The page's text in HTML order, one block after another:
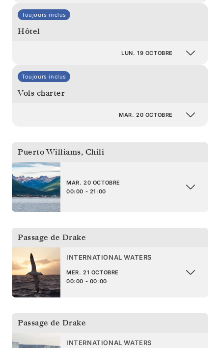
Toujours inclus
Hôtel
LUN. 19 OCTOBRE
Toujours inclus
Vols charter
MAR. 20 OCTOBRE
Puerto Williams, Chili
MAR. 20 OCTOBRE
00:00 - 21:00
Passage de Drake
INTERNATIONAL WATERS
MER. 21 OCTOBRE
00:00 - 00:00
Passage de Drake
INTERNATIONAL WATERS